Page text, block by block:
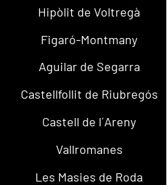
Hipòlit de Voltregà
Figaró-Montmany
Aguilar de Segarra
Castellfollit de Riubregós
Castell de l´Areny
Vallromanes
Les Masies de Roda